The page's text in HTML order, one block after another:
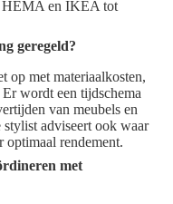
HEMA en IKEA tot
geregeld?
op met materiaalkosten,
wordt een tijdschema
van meubels en
adviseert ook waar
optimaal rendement.
met